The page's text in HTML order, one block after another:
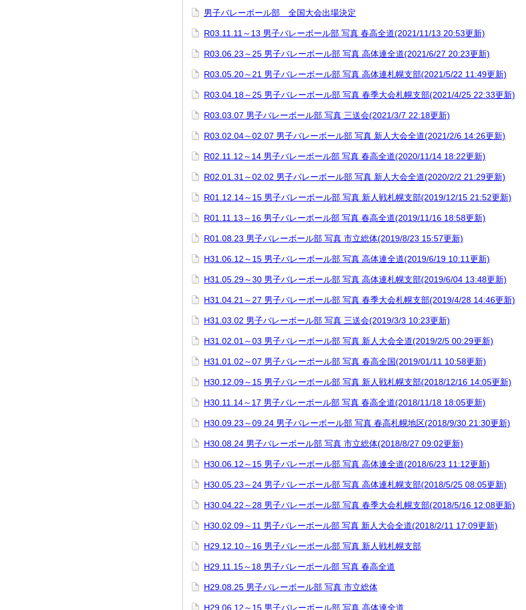
男子バレーボール部 全国大会出場決定
R03.11.11～13 男子バレーボール部 写真 春高全道(2021/11/13 20:53更新)
R03.06.23～25 男子バレーボール部 写真 高体連全道(2021/6/27 20:23更新)
R03.05.20～21 男子バレーボール部 写真 高体連札幌支部(2021/5/22 11:49更新)
R03.04.18～25 男子バレーボール部 写真 春季大会札幌支部(2021/4/25 22:33更新)
R03.03.07 男子バレーボール部 写真 三送会(2021/3/7 22:18更新)
R03.02.04～02.07 男子バレーボール部 写真 新人大会全道(2021/2/6 14:26更新)
R02.11.12～14 男子バレーボール部 写真 春高全道(2020/11/14 18:22更新)
R02.01.31～02.02 男子バレーボール部 写真 新人大会全道(2020/2/2 21:29更新)
R01.12.14～15 男子バレーボール部 写真 新人戦札幌支部(2019/12/15 21:52更新)
R01.11.13～16 男子バレーボール部 写真 春高全道(2019/11/16 18:58更新)
R01.08.23 男子バレーボール部 写真 市立総体(2019/8/23 15:57更新)
H31.06.12～15 男子バレーボール部 写真 高体連全道(2019/6/19 10:11更新)
H31.05.29～30 男子バレーボール部 写真 高体連札幌支部(2019/6/04 13:48更新)
H31.04.21～27 男子バレーボール部 写真 春季大会札幌支部(2019/4/28 14:46更新)
H31.03.02 男子バレーボール部 写真 三送会(2019/3/3 10:23更新)
H31.02.01～03 男子バレーボール部 写真 新人大会全道(2019/2/5 00:29更新)
H31.01.02～07 男子バレーボール部 写真 春高全国(2019/01/11 10:58更新)
H30.12.09～15 男子バレーボール部 写真 新人戦札幌支部(2018/12/16 14:05更新)
H30.11.14～17 男子バレーボール部 写真 春高全道(2018/11/18 18:05更新)
H30.09.23～09.24 男子バレーボール部 写真 春高札幌地区(2018/9/30 21:30更新)
H30.08.24 男子バレーボール部 写真 市立総体(2018/8/27 09:02更新)
H30.06.12～15 男子バレーボール部 写真 高体連全道(2018/6/23 11:12更新)
H30.05.23～24 男子バレーボール部 写真 高体連札幌支部(2018/5/25 08:05更新)
H30.04.22～28 男子バレーボール部 写真 春季大会札幌支部(2018/5/16 12:08更新)
H30.02.09～11 男子バレーボール部 写真 新人大会全道(2018/2/11 17:09更新)
H29.12.10～16 男子バレーボール部 写真 新人戦札幌支部
H29.11.15～18 男子バレーボール部 写真 春高全道
H29.08.25 男子バレーボール部 写真 市立総体
H29.06.12～15 男子バレーボール部 写真 高体連全道